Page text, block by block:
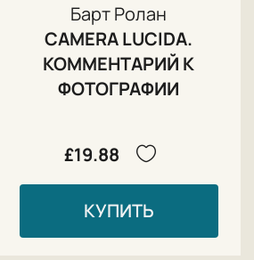
Барт Ролан
CAMERA LUCIDA.
КОММЕНТАРИЙ К
ФОТОГРАФИИ
£19.88
КУПИТЬ